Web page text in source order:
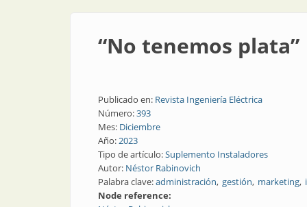
“No tenemos plata”
Publicado en: Revista Ingeniería Eléctrica
Número:393
Mes: Diciembre
Año:2023
Tipo de artículo:Suplemento Instaladores
Autor: Néstor Rabinovich
Palabra clave:administración gestión marketing
Node reference: